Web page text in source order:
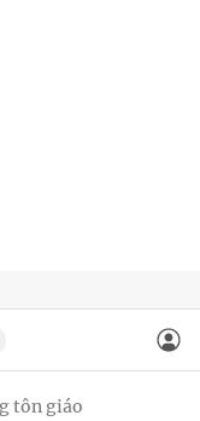
tôn giáo